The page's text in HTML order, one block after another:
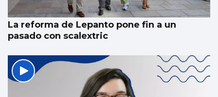
La reforma de Lepanto pone fin a un
pasado con scalextric